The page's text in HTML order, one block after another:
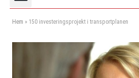
Hem » 150 investeringsprojekt i transportplanen